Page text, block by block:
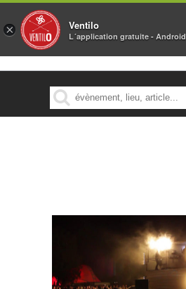
MENU
× Ventilo
L´application gratuite - Android